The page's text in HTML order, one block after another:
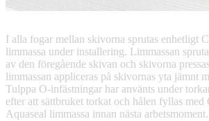
I alla fogar mellan skivorna sprutas enhetligt
limmassa under installering. Limmassan
av den föregående skivan och skivorna
limmassan appliceras på skivornas yta jämnt
Tulppa O-infästningar har använts under
efter att sättbruket torkat och hålen fyllas med
Aquaseal limmassa innan nästa arbetsmoment.